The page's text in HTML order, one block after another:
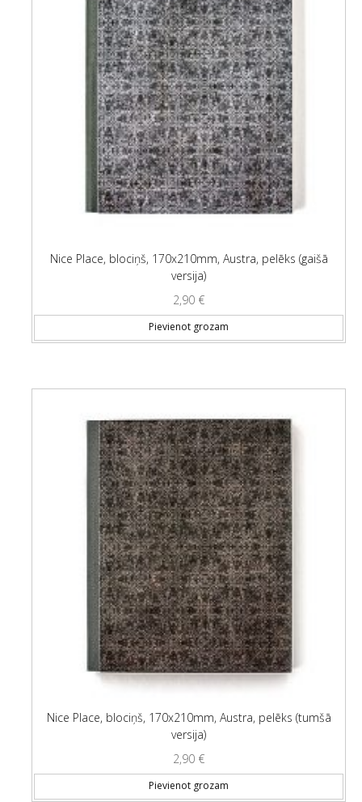
Nice Place, blociņš, 170x210mm, Austra, pelēks (gaišā
versija)
2,90 €
Pievienot grozam
Nice Place, blociņš, 170x210mm, Austra, pelēks (tumšā
versija)
2,90 €
Pievienot grozam